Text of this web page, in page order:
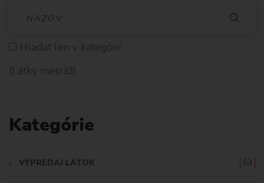
D
Hladať len v kategórií
(Látky metráž)
Kategórie
VÝPREDAJ LÁTOK 63